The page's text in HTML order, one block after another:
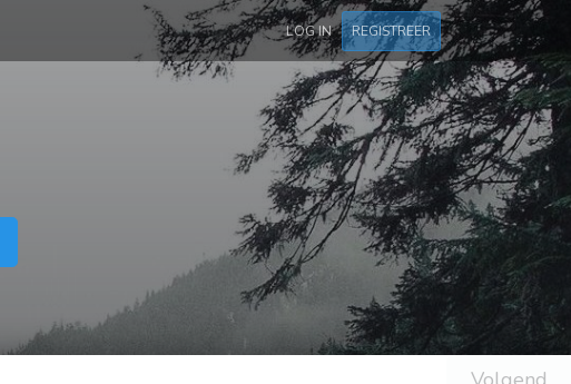
LOG IN REGISTREER